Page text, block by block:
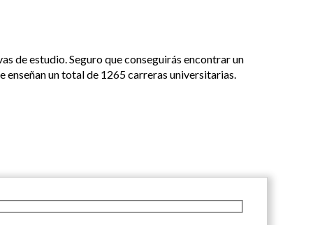
de estudio. Seguro que conseguirás encontrar un
un total de 1265 carreras universitarias.